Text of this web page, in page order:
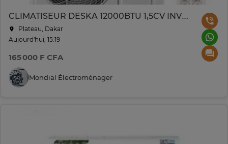
CLIMATISEUR DESKA 12000BTU 1,5CV INVERTER
Plateau, Dakar
Aujourd'hui, 15:19
165 000 F CFA
Mondial Électroménager